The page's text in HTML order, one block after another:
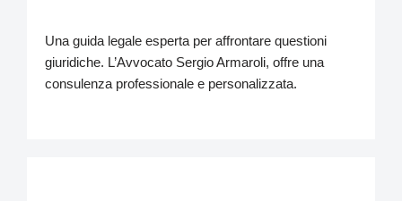
Una guida legale esperta per affrontare questioni
giuridiche. L’Avvocato Sergio Armaroli, offre una
consulenza professionale e personalizzata.